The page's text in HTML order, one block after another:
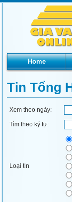
Home
Tin Tổng
Xem theo ngày:
Tìm theo ký tự:
Loại tin